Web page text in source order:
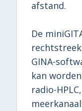
afstand.
De
GINA-
kan
radio-